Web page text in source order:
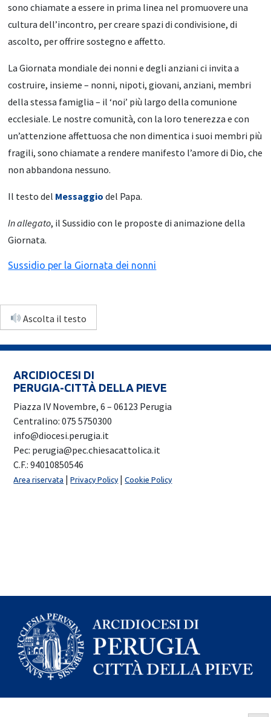
sono chiamate a essere in prima linea nel promuovere una
cultura dell’incontro, per creare spazi di condivisione, di
ascolto, per offrire sostegno e affetto.
La Giornata mondiale dei nonni e degli anziani ci invita a
costruire, insieme – nonni, nipoti, giovani, anziani, membri
della stessa famiglia – il ‘noi’ più largo della comunione
ecclesiale. Le nostre comunità, con la loro tenerezza e con
un’attenzione affettuosa che non dimentica i suoi membri più
fragili, sono chiamate a rendere manifesto l’amore di Dio, che
non abbandona nessuno.
Il testo del Messaggio del Papa.
In allegato, il Sussidio con le proposte di animazione della
Giornata.
Sussidio per la Giornata dei nonni
Ascolta il testo
ARCIDIOCESI DI
PERUGIA-CITTÀ DELLA PIEVE
Piazza IV Novembre, 6 – 06123 Perugia
Centralino: 075 5750300
info@diocesi.perugia.it
Pec: perugia@pec.chiesacattolica.it
C.F.: 94010850546
Area riservata |Privacy Policy |Cookie Policy